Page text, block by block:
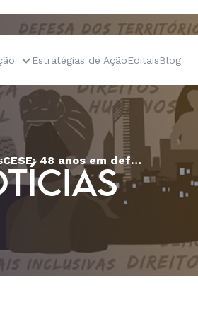
Estratégias de AçãoEditaisBlog
CESE: 48 anos em defesa da vida!